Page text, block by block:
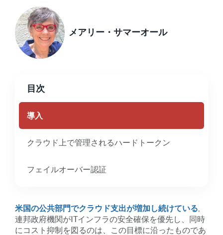
メアリー・サマーオール
目次
導入
クラウド上で管理されるハードトークン
フェイルオーバー認証
米国の公共部門でクラウド支出が増加し続けている
連邦政府機関がITインフラの安全確保を優先し、同時
にコスト抑制を図るのは、この目標に沿ったものであ